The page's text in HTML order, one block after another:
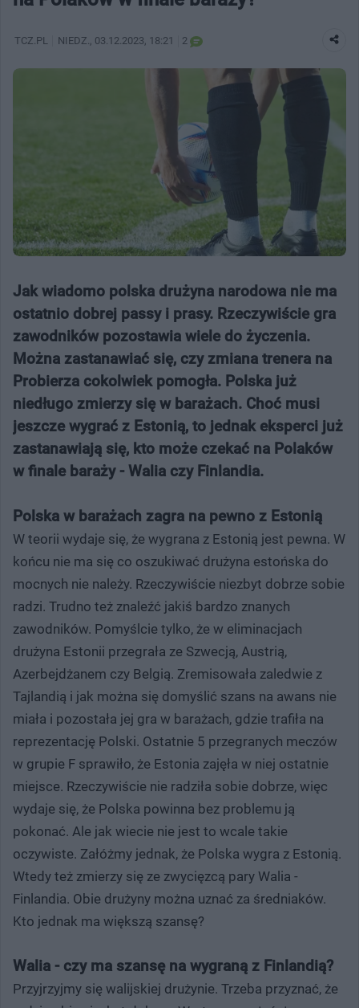
TCZ.PL NIEDZ. , 03.12.2023, 18:21 2
Jak wiadomo polska drużyna narodowa nie ma
ostatnio dobrej passy i prasy. Rzeczywiście gra
zawodników pozostawia wiele do życzenia.
Można zastanawiać się, czy zmiana trenera na
Probierza cokolwiek pomogła. Polska już
niedługo zmierzy się w barażach. Choć musi
jeszcze wygrać z Estonią, to jednak eksperci już
zastanawiają się, kto może czekać na Polaków
w finale baraży - Walia czy Finlandia.
Polska w barażach zagra na pewno z Estonią
W teorii wydaje się, że wygrana z Estonią jest pewna. W
końcu nie ma się co oszukiwać drużyna estońska do
mocnych nie należy. Rzeczywiście niezbyt dobrze sobie
radzi. Trudno też znaleźć jakiś bardzo znanych
zawodników. Pomyślcie tylko, że w eliminacjach
drużyna Estonii przegrała ze Szwecją, Austrią,
Azerbejdżanem czy Belgią. Zremisowała zaledwie z
Tajlandią i jak można się domyślić szans na awans nie
miała i pozostała jej gra w barażach, gdzie trafiła na
reprezentację Polski. Ostatnie 5 przegranych meczów
w grupie F sprawiło, że Estonia zajęła w niej ostatnie
miejsce. Rzeczywiście nie radziła sobie dobrze, więc
wydaje się, że Polska powinna bez problemu ją
pokonać. Ale jak wiecie nie jest to wcale takie
oczywiste. Załóżmy jednak, że Polska wygra z Estonią.
Wtedy też zmierzy się ze zwycięzcą pary Walia -
Finlandia. Obie drużyny można uznać za średniaków.
Kto jednak ma większą szansę?
Walia - czy ma szansę na wygraną z Finlandią?
Przyjrzyjmy się walijskiej drużynie. Trzeba przyznać, że